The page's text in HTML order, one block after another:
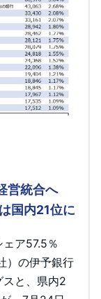
営統合へ
国内21位に
ア57.5％
）の伊予銀行
スと、県内2